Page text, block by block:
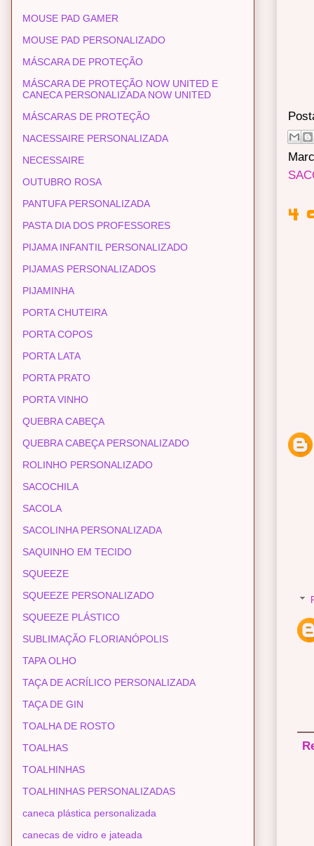
4
MOUSE PAD GAMER
MOUSE PAD PERSONALIZADO
MÁSCARA DE PROTEÇÃO
MÁSCARA DE PROTEÇÃO NOW UNITED E
CANECA PERSONALIZADA NOW UNITED
MÁSCARAS DE PROTEÇÃO
NACESSAIRE PERSONALIZADA
NECESSAIRE
OUTUBRO ROSA
PANTUFA PERSONALIZADA
PASTA DIA DOS PROFESSORES
PIJAMA INFANTIL PERSONALIZADO
PIJAMAS PERSONALIZADOS
PIJAMINHA
PORTA CHUTEIRA
PORTA COPOS
PORTA LATA
PORTA PRATO
PORTA VINHO
QUEBRA CABEÇA
QUEBRA CABEÇA PERSONALIZADO
ROLINHO PERSONALIZADO
SACOCHILA
SACOLA
SACOLINHA PERSONALIZADA
SAQUINHO EM TECIDO
SQUEEZE
SQUEEZE PERSONALIZADO
SQUEEZE PLÁSTICO
SUBLIMAÇÃO FLORIANÓPOLIS
TAPA OLHO
TAÇA DE ACRÍLICO PERSONALIZADA
TAÇA DE GIN
TOALHA DE ROSTO
TOALHAS
TOALHINHAS
TOALHINHAS PERSONALIZADAS
caneca plástica personalizada
canecas de vidro e jateada